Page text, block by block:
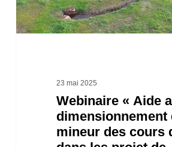
des
23 mai 2025
Webinaire « Aide
dimensionnement
mineur des cours